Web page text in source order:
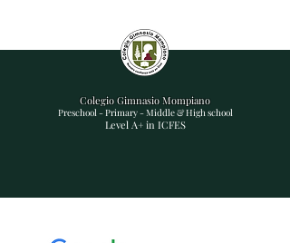
Colegio Gimnasio Mompiano
Preschool - Primary - Middle & High school
Level A+ in ICFES